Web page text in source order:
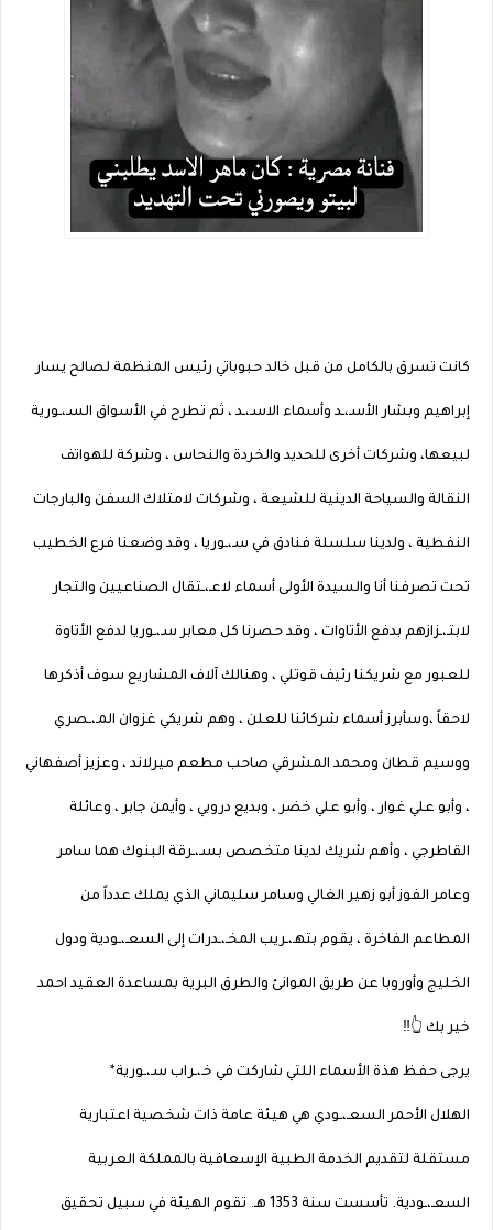
كانت تسرق بالكامل من قبل خالد حبوباتي رئيس المنظمة لصالح يسار
إبراهيم وبشار الأسـ،ـد وأسماء الاسـ،ـد ، ثم تطرح في الأسواق السـ،ـورية
لبيعها، وشركات أخرى للحديد والخردة والنحاس ، وشركة للهواتف
النقالة والسياحة الدينية للشيعة ، وشركات لامتلاك السفن والبارجات
النفطية ، ولدينا سلسلة فنادق في سـ،ـوريا ، وقد وضعنا فرع الخطيب
تحت تصرفنا أنا والسيدة الأولى أسماء لاعـ،ـتقال الصناعيين والتجار
لابتـ،ـزازهم بدفع الأتاوات ، وقد حصرنا كل معابر سـ،ـوريا لدفع الأتاوة
للعبور مع شريكنا رئيف قوتلي ، وهنالك آلاف المشاريع سوف أذكرها
لاحقاً ،وسأبرز أسماء شركائنا للعلن ، وهم شريكي غزوان المـ،ـصري
ووسيم قطان ومحمد المشرقي صاحب مطعم ميرلاند ، وعزيز أصفهاني
، وأبو علي غوار ، وأبو علي خضر ، وبديع دروبي ، وأيمن جابر ، وعائلة
القاطرجي ، وأهم شريك لدينا متخصص بسـ،ـرقة البنوك هما سامر
وعامر الفوز أبو زهير الغالي وسامر سليماني الذي يملك عدداً من
المطاعم الفاخرة ، يقوم بتهـ،ـريب المخـ،ـدرات إلى السعـ،ـودية ودول
الخليج وأوروبا عن طريق الموانئ والطرق البرية بمساعدة العقيد احمد
خير بك 👆‼️
يرجى حفظ هذة الأسماء اللتي شاركت في خـ،ـراب سـ،ـورية*
الهلال الأحمر السعـ،ـودي هي هيئة عامة ذات شخصية اعتبارية
مستقلة لتقديم الخدمة الطبية الإسعافية بالمملكة العربية
السعـ،ـودية. تأسست سنة 1353 هـ. تقوم الهيئة في سبيل تحقيق